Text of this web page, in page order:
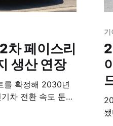
차 페이스리
생산 연장
를 확정해 2030년
차 전환 속도 둔화
기